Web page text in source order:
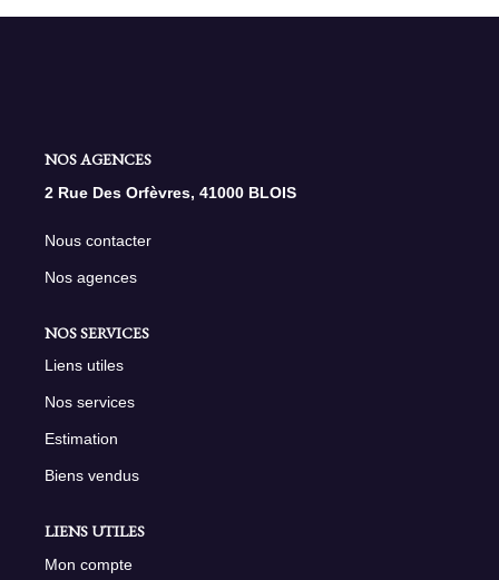
NOS AGENCES
2 Rue Des Orfèvres, 41000 BLOIS
Nous contacter
Nos agences
NOS SERVICES
Liens utiles
Nos services
Estimation
Biens vendus
LIENS UTILES
Mon compte